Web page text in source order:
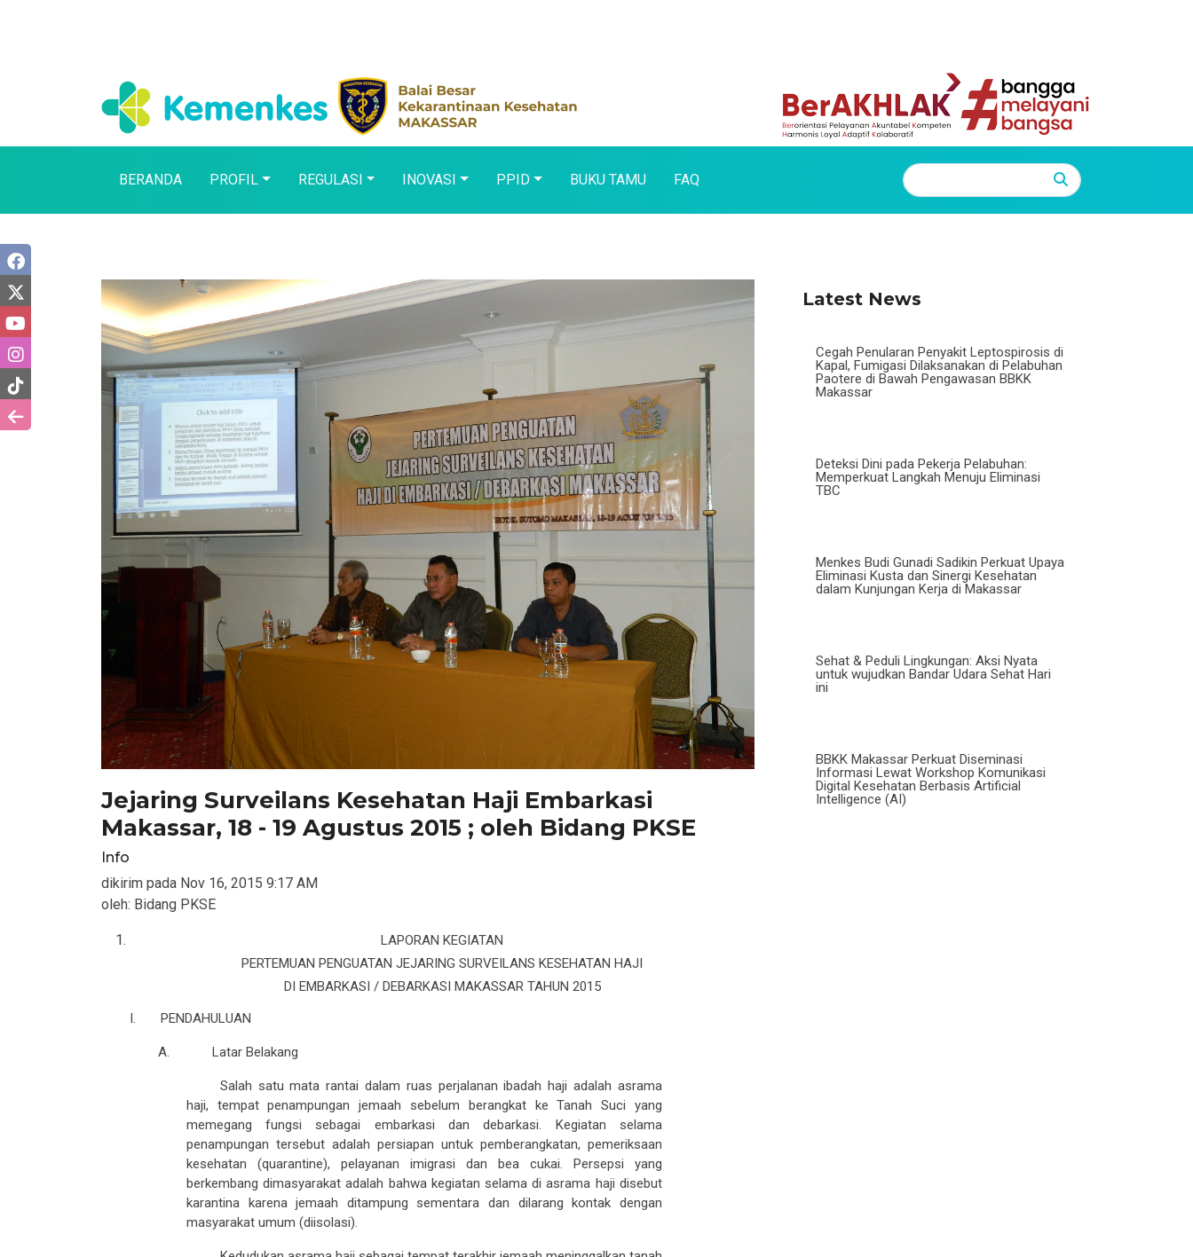
BERANDA PROFIL REGULASI INOVASI PPID BUKU TAMU
News Details News Details
Jejaring Surveilans Kesehatan Haji Embarkasi
Makassar, 18 - 19 Agustus 2015 ; oleh Bidang PKSE
Info
dikirim pada Nov 16, 2015 9:17 AM
oleh: Bidang PKSE
haji, tempat penampungan jemaah sebelum berangkat ke Tanah Suci yang
memegang fungsi sebagai embarkasi dan debarkasi. Kegiatan selama
penampungan tersebut adalah persiapan untuk pemberangkatan, pemeriksaan
kesehatan (quarantine), pelayanan imigrasi dan bea cukai. Persepsi yang
berkembang dimasyarakat adalah bahwa kegiatan selama di asrama haji disebut
karantina karena jemaah ditampung sementara dan dilarang kontak dengan
masyarakat umum (diisolasi).
Latest News
Kapal, Fumigasi Dilaksanakan di Pelabuhan
Paotere di Bawah Pengawasan BBKK
Makassar
Memperkuat Langkah Menuju Eliminasi
TBC
Eliminasi Kusta dan Sinergi Kesehatan
dalam Kunjungan Kerja di Makassar
untuk wujudkan Bandar Udara Sehat Hari
ini
Informasi Lewat Workshop Komunikasi
Digital Kesehatan Berbasis Artificial
Intelligence (AI)